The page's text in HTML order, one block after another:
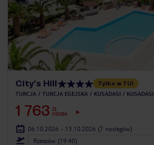
City’s Hill Tylko w TUI
TURCJA TURCJA EGEJSKA KUSADASI KUSADASI
1 763 ZŁ
OSOBA
06.10.2026 - 13.10.2026 (7 noclegów)
Rzeszów (19:40)